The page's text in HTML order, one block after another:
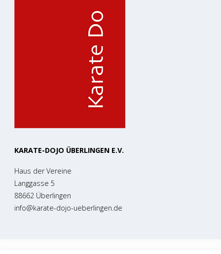
KARATE-DOJO ÜBERLINGEN E.V.
Haus der Vereine
Langgasse 5
88662 Überlingen
info@karate-dojo-ueberlingen.de